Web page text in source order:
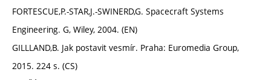
FORTESCUE,P.-STAR,J.-SWINERD,G. Spacecraft Systems
Engineering. G, Wiley, 2004. (EN)
GILLLAND,B. Jak postavit vesmír. Praha: Euromedia Group,
2015. 224 s. (CS)